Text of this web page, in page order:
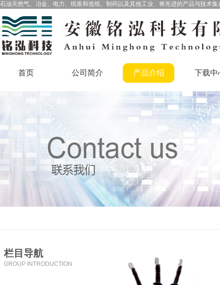
石油天然气、冶金、电力、纸浆和造纸、制药以及其他工业、将先进的产品与技术
首页 公司简介 产品介绍 下载中
栏目导航
GROUP INTRODUCTION